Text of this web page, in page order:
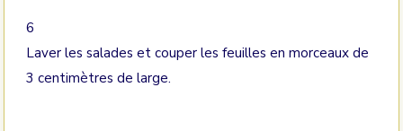
6
Laver les salades et couper les feuilles en morceaux de
3 centimètres de large.